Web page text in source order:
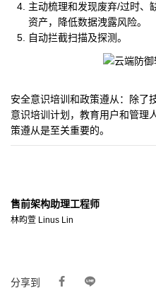
主动梳理和发现废弃/过时、
资产，降低数据洩露风险。
自动拦截扫描及探测。
安全意识培训和政策遵从：除了
意识培训计划，教育用户和管理
策遵从是至关重要的。
售前架构助理工程师
林昀萱 Linus Lin
分享到